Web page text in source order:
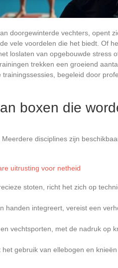
doorgewinterde vechters, opent
vele voordelen die het biedt. Of
loslaten van opgebouwde stress
trekken een groeiend
begeleid door
boxen die
disciplines zijn
uitrusting voor netheid
stoten, richt het zich op
handen integreert, vereist een
vechtsporten, met de nadruk op
gebruik van ellebogen en